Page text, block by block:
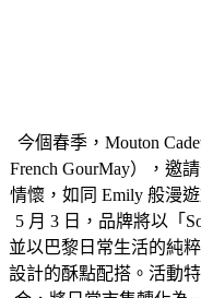
今個春季，Mouton
French GourMay），邀
情懷，如同 Emily 般漫
5 月 3 日，品牌將以「
並以巴黎日常生活的純
設計的酥點配搭。活動